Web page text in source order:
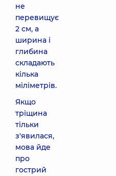
не
перевищує
2 см, а
ширина і
глибина
складають
кілька
міліметрів.
Якщо
тріщина
тільки
з'явилася,
мова йде
про
гострий